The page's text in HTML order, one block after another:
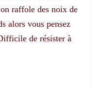
raffole des noix de
alors vous pensez
de résister à